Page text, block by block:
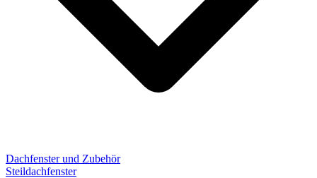
Dachfenster und Zubehör
Steildachfenster